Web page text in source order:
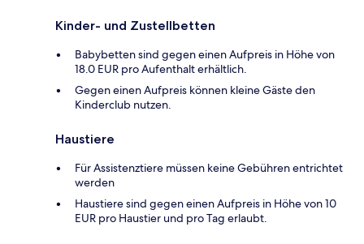
Kinder- und Zustellbetten
Babybetten sind gegen einen Aufpreis in Höhe von
18.0 EUR pro Aufenthalt erhältlich.
Gegen einen Aufpreis können kleine Gäste den
Kinderclub nutzen.
Haustiere
Für Assistenztiere müssen keine Gebühren entrichtet
werden
Haustiere sind gegen einen Aufpreis in Höhe von 10
EUR pro Haustier und pro Tag erlaubt.